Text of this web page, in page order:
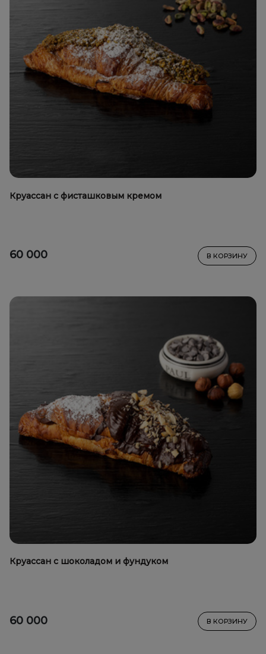
Круассан с фисташковым кремом
60 000 В КОРЗИНУ
Круассан с шоколадом и фундуком
60 000 В КОРЗИНУ